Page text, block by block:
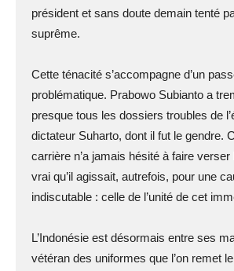
président et sans doute demain tenté
suprême.
Cette ténacité s’accompagne d’un
problématique. Prabowo Subianto a
presque tous les dossiers troubles de
dictateur Suharto, dont il fut le gendre.
carrière n’a jamais hésité à faire
vrai qu’il agissait, autrefois, pour une
indiscutable : celle de l’unité de cet
L’Indonésie est désormais entre ses
vétéran des uniformes que l’on remet